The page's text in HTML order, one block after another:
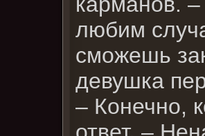
любим
сможешь
девушка
– Конечно,